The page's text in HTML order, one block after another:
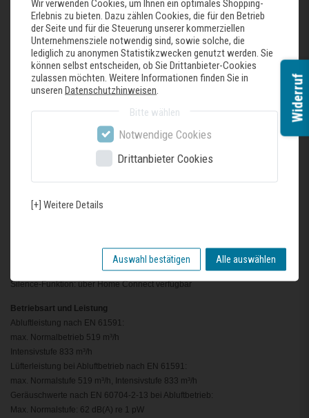
von der Topfhöhe und Positionierung auf dem Kochfeld gewährleistet
emotionLight Pro
Hochwertige Filterkassetten mit integrierten Metallfettfiltern,
geschirrspülergeeignet
Metall-Fettfilter, spülmaschinengeeignet
Sättigungsanzeige für Fett - und Geruchsfilter
einfachen Entnahme nach oben
Die Glasscheibe kann zum Reinigen sehr leicht nach oben entnommen
HomeConnect-fähig über WLAN
HomeConnect-fähig über WLAN für die Vernetzung von Hausgeräten und
Home Connect Service verfügbar ist)
Sprachsteuerung über gängige Sprachassistenten möglich
Intervall-Funktion: über Home Connect verfügbar
Silence-Funktion: über Home Connect verfügbar
Betriebsart und Leistung
Abluftleistung nach EN 61591:
max. Normalbetrieb 519 m³/h
Intensivstufe 833 m³/h
Lüfterleistung bei Abluftbetrieb nach EN 61591:
max. Normalstufe 519 m³/h, Intensivstufe 833 m³/h
Geräuschwerte nach EN 60704-2-13 bei Abluftbetrieb:
Max. Normalstufe: 62 dB(A) re 1 pW
Wir verwenden Cookies, um Ihnen ein optimales Shopping-
Erlebnis zu bieten. Dazu zählen Cookies, die für den Betrieb
der Seite und für die Steuerung unserer kommerziellen
Unternehmensziele notwendig sind, sowie solche, die
lediglich zu anonymen Statistikzwecken genutzt werden. Sie
können selbst entscheiden, ob Sie Drittanbieter-Cookies
zulassen möchten. Weitere Informationen finden Sie in
unseren Datenschutzhinweisen
Bitte wählen
Notwendige Cookies
Drittanbieter Cookies
[+] Weitere Details
Auswahl bestätigen Alle auswählen
Widerruf